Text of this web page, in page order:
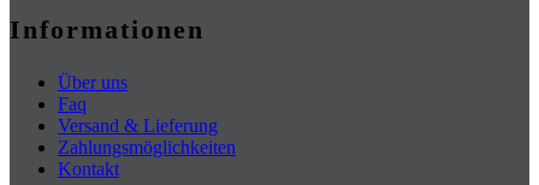
Informationen
Über uns
Faq
Versand & Lieferung
Zahlungsmöglichkeiten
Kontakt